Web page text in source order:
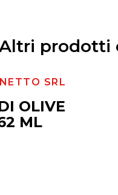
prodotti
SRL
OLIVE
ML